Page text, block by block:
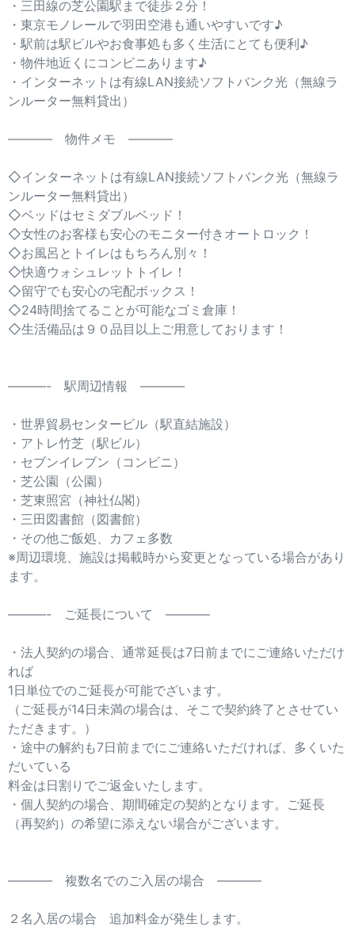
・三田線の芝公園駅まで徒歩２分！
・東京モノレールで羽田空港も通いやすいです♪
・駅前は駅ビルやお食事処も多く生活にとても便利♪
・物件地近くにコンビニあります♪
・インターネットは有線LAN接続ソフトバンク光（無線ラ
ンルーター無料貸出）
———– 物件メモ ———–
◇インターネットは有線LAN接続ソフトバンク光（無線ラ
ンルーター無料貸出）
◇ベッドはセミダブルベッド！
◇女性のお客様も安心のモニター付きオートロック！
◇お風呂とトイレはもちろん別々！
◇快適ウォシュレットトイレ！
◇留守でも安心の宅配ボックス！
◇24時間捨てることが可能なゴミ倉庫！
◇生活備品は９０品目以上ご用意しております！
———- 駅周辺情報 ———–
・世界貿易センタービル（駅直結施設）
・アトレ竹芝（駅ビル）
・セブンイレブン（コンビニ）
・芝公園（公園）
・芝東照宮（神社仏閣）
・三田図書館（図書館）
・その他ご飯処、カフェ多数
※周辺環境、施設は掲載時から変更となっている場合があり
ます。
———- ご延長について ———–
・法人契約の場合、通常延長は7日前までにご連絡いただけ
れば
1日単位でのご延長が可能でざいます。
（ご延長が14日未満の場合は、そこで契約終了とさせてい
ただきます。）
・途中の解約も7日前までにご連絡いただければ、多くいた
だいている
料金は日割りでご返金いたします。
・個人契約の場合、期間確定の契約となります。ご延長
（再契約）の希望に添えない場合がございます。
———– 複数名でのご入居の場合 ———–
２名入居の場合 追加料金が発生します。